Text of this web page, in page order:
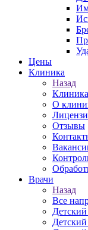
Цены
Клиника
Назад
Клиника
О
Отзывы
Врачи
Назад
Все
Детский
Детский